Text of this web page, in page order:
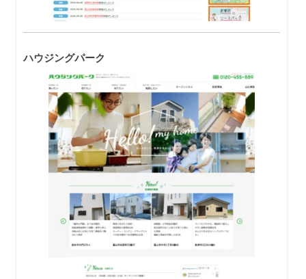
ハウジングパーク